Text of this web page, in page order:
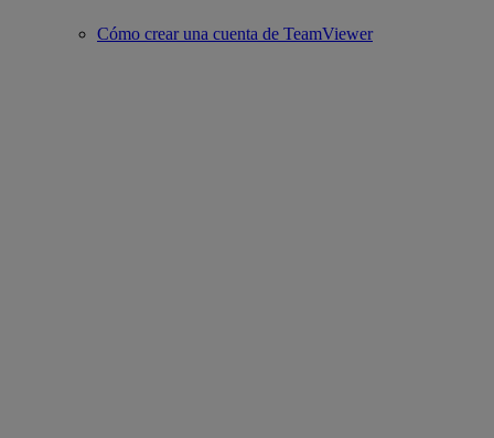
Cómo crear una cuenta de TeamViewer